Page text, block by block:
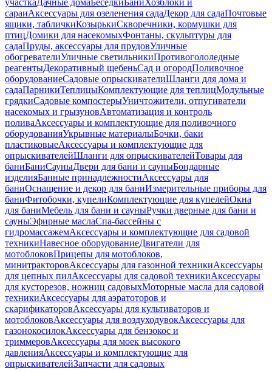
участкаДачные домаБеседкиБаниХозблоки и
сараиАксессуары для озеленения садаДекор для садаПочтовые
ящики, табличкиКозырькиСкворечники, кормушки для
птицДомики для насекомыхФонтаны, скульптуры для
садаПруды, аксессуары для прудовУличные
обогревателиУличные светильникиПротивогололедные
реагентыДекоративный щебеньСад и огородПоливочное
оборудованиеСадовые опрыскивателиШланги для дома и
садаПарникиТеплицыКомплектующие для теплицМодульные
грядкиСадовые компостерыУничтожители, отпугиватели
насекомых и грызуновАвтоматизация и контроль
поливаАксессуары и комплектующие для поливочного
оборудованияУкрывные материалыБочки, баки
пластиковыеАксессуары и комплектующие для
опрыскивателейШланги для опрыскивателейТовары для
баниБаниСауныДвери для бани и сауныБондарные
изделияБанные принадлежностиАксессуары для
баниОснащение и декор для баниИзмерительные приборы для
баниФитобочки, купелиКомплектующие для купелейОкна
для баниМебель для бани и сауныРучки дверные для бани и
сауныЭфирные маслаСпа-бассейны с
гидромассажемАксессуары и комплектующие для садовой
техникиНавесное оборудованиеДвигатели для
мотоблоковПрицепы для мотоблоков,
минитракторовАксессуары для газонной техникиАксессуары
для цепных пилАксессуары для садовой техникиАксессуары
для кусторезов, ножниц садовыхМоторные масла для садовой
техникиАксессуары для аэратоторов и
скарификаторовАксессуары для культиваторов и
мотоблоковАксессуары для воздуходувокАксессуары для
газонокосилокАксессуары для бензокос и
триммеровАксессуары для моек высокого
давленияАксессуары и комплектующие для
опрыскивателейЗапчасти для садовых